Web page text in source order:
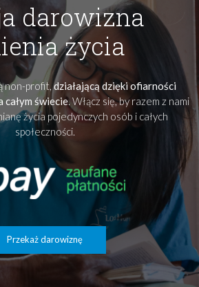
darowizna
życia
non-profit,działającą dzięki ofiarności
świecie. Włącz się, by razem z nami
życia pojedynczych osób i całych
społeczności.
Przekaż darowiznę